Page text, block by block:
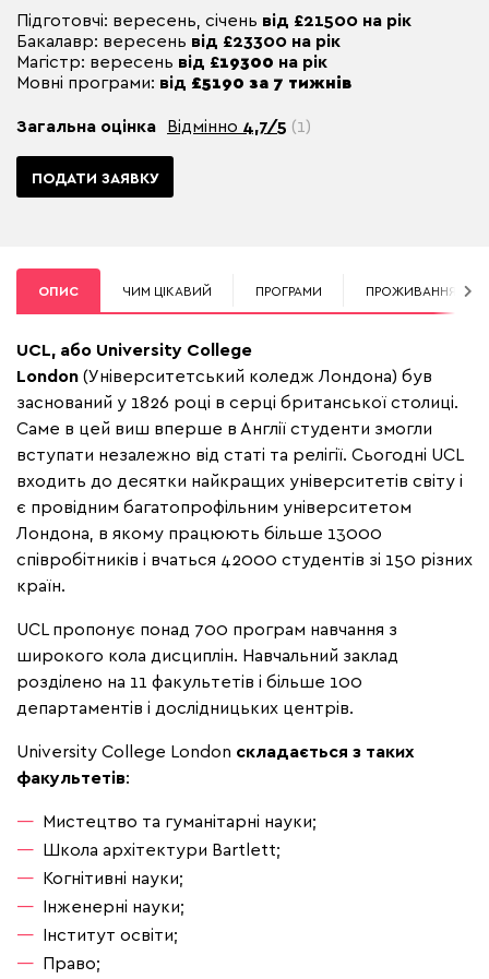
Підготовчі: вересень, січень від £21500 на рік
Бакалавр: вересень від £23300 на рік
Магістр: вересень від £19300 на рік
Мовні програми: від £5190 за 7 тижнів
Загальна оцінка Відмінно 4,7/5 (1)
ПОДАТИ ЗАЯВКУ
ОПИС ЧИМ ЦІКАВИЙ ПРОГРАМИ ПРОЖИВАННЯ
UCL, або University College
London (Університетський коледж Лондона) був
заснований у 1826 році в серці британської столиці.
Саме в цей виш вперше в Англії студенти змогли
вступати незалежно від статі та релігії. Сьогодні UCL
входить до десятки найкращих університетів світу і
є провідним багатопрофільним університетом
Лондона, в якому працюють більше 13000
співробітників і вчаться 42000 студентів зі 150 різних
країн.
UCL пропонує понад 700 програм навчання з
широкого кола дисциплін. Навчальний заклад
розділено на 11 факультетів і більше 100
департаментів і дослідницьких центрів.
University College London складається з таких
факультетів:
Мистецтво та гуманітарні науки;
Школа архітектури Bartlett;
Когнітивні науки;
Інженерні науки;
Інститут освіти;
Право;